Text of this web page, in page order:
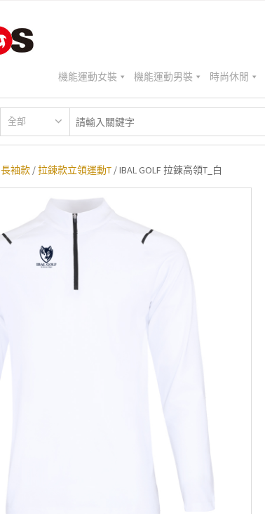
機能運動女裝 機能運動男裝 時尚休閒
全部
長袖款 /拉鍊款立領運動T / IBAL GOLF 拉鍊高領T_白